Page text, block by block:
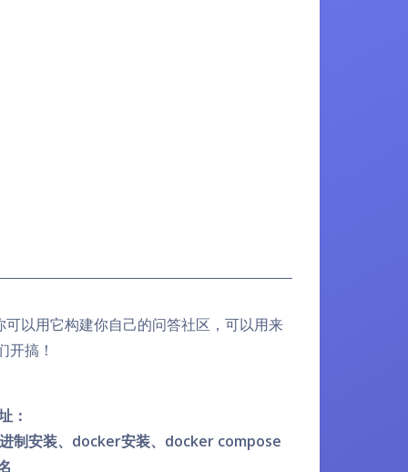
以用它构建你自己的问答社区，可以用来
开搞！
：
制安装、docker安装、docker compose